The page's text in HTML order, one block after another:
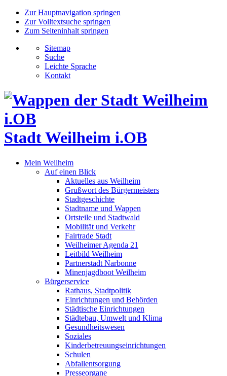
Zur Hauptnavigation springen
Zur Volltextsuche springen
Zum Seiteninhalt springen
Sitemap
Suche
Leichte Sprache
Kontakt
Stadt Weilheim i.OB
Mein Weilheim
Auf einen Blick
Aktuelles aus Weilheim
Grußwort des Bürgermeisters
Stadtgeschichte
Stadtname und Wappen
Ortsteile und Stadtwald
Mobilität und Verkehr
Fairtrade Stadt
Weilheimer Agenda 21
Leitbild Weilheim
Partnerstadt Narbonne
Minenjagdboot Weilheim
Bürgerservice
Rathaus, Stadtpolitik
Einrichtungen und Behörden
Städtische Einrichtungen
Städtebau, Umwelt und Klima
Gesundheitswesen
Soziales
Kinderbetreuungseinrichtungen
Schulen
Abfallentsorgung
Presseorgane